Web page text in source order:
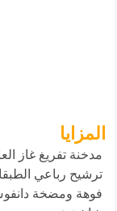
المزايا
ترشيح رباعي الطبقات